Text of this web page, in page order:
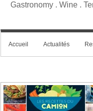
Gastronomy . Wine .
Accueil Actualités